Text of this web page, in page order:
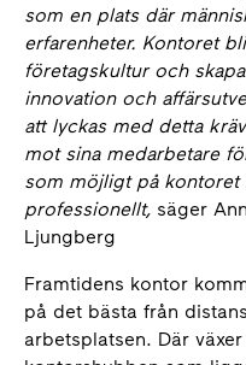
som en plats där
erfarenheter. Kontoret
företagskultur och
innovation och
att lyckas med detta
mot sina medarbetare
som möjligt på kontoret
professionellt, säger
Ljungberg
Framtidens kontor
på det bästa från
arbetsplatsen. Där